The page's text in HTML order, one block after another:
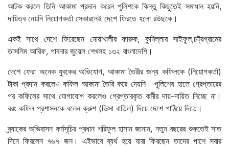
আটক করলে তিনি আকামা প্রদান করেন পুলিশকে কিন্তু কিছুতেই সমাধান হয়নি,
দায়িত্ব নেয়নি নিয়োগকর্তা সেকারনেই দেশে ফিরতে হলো রউছকে।
একই সাথে দেশে ফিরেছেন নোয়াখালীর ফারুক, কুমিল্লার সাইফুল,চট্রগ্রামের
তাসলিম আরিফ, পাবনার জুয়েল শেখসহ ১৩২ বাংলাদেশি।
দেশে ফেরা অনেক যুবকের অভিযোগ, আকামা তৈরীর জন্য কফিলকে (নিয়োগকর্তা)
টাকা প্রদান করলেও কফিল আকামা তৈরি করে দেয়নি। পুলিশের হাতে গ্রেপ্তারের
পর কফিলের সাথে যোগাযোগ করলেও গ্রেপ্তারকৃত কর্মীর দায়-দায়িত নিচ্ছে না।
বরং কফিল প্রশাসনকে বলেন ক্রুশ (ভিসা বাতিল) দিয়ে দেশে পাঠিয়ে দিতে।
ব্র্যাকের অভিবাসন কর্মসূচির প্রধান শরিফুল হাসান জানান, নতুন বছরের শুরুতেই সাত
দিনে ফিরলেন ৭৬৭ জন। এইভাবে ব্যর্থ হয়ে যারা ফিরছেন তাদের পাশে সবার